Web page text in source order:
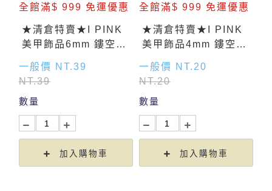
全館滿$ 999 免運優惠
★清倉特賣★I PINK
美甲飾品6mm 鏤空星
一般價 NT.39
NT.39
數量
加入購物車
全館滿$ 999 免運優惠
★清倉特賣★I PINK
美甲飾品4mm 鏤空星
一般價 NT.20
NT.20
數量
加入購物車